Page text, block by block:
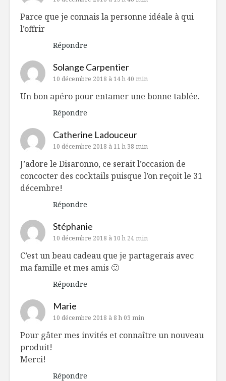
Parce que je connais la personne idéale à qui
l’offrir
Répondre
Solange Carpentier
10 décembre 2018 à 14 h 40 min
Un bon apéro pour entamer une bonne tablée.
Répondre
Catherine Ladouceur
10 décembre 2018 à 11 h 38 min
J’adore le Disaronno, ce serait l’occasion de
concocter des cocktails puisque l’on reçoit le 31
décembre!
Répondre
Stéphanie
10 décembre 2018 à 10 h 24 min
C’est un beau cadeau que je partagerais avec
ma famille et mes amis 🙂
Répondre
Marie
10 décembre 2018 à 8 h 03 min
Pour gâter mes invités et connaître un nouveau
produit!
Merci!
Répondre